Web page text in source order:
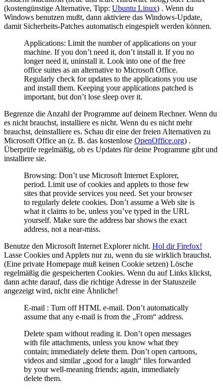
(kostengünstige Alternative, Tipp: Ubuntu Linux) . Wenn du
Windows benutzen mußt, dann aktiviere das Windows-Update,
damit Sicherheits-Patches automatisch eingespielt werden können.
Applications: Limit the number of applications on your
machine. If you don’t need it, don’t install it. If you no
longer need it, uninstall it. Look into one of the free
office suites as an alternative to Microsoft Office.
Regularly check for updates to the applications you use
and install them. Keeping your applications patched is
important, but don’t lose sleep over it.
Begrenze die Anzahl der Programme auf deinem Rechner. Wenn du
es nicht brauchst, installiere es nicht. Wenn du es nicht mehr
brauchst, deinstalliere es. Schau dir eine der freien Alternativen zu
Microsoft Office an (z. B. das kostenlose OpenOffice.org) .
Überprüfe regelmäßig, ob es Updates für deine Programme gibt und
installiere sie.
Browsing: Don’t use Microsoft Internet Explorer,
period. Limit use of cookies and applets to those few
sites that provide services you need. Set your browser
to regularly delete cookies. Don’t assume a Web site is
what it claims to be, unless you’ve typed in the URL
yourself. Make sure the address bar shows the exact
address, not a near-miss.
Benutze den Microsoft Internet Explorer nicht. Hol dir Firefox!
Lasse Cookies und Applets nur zu, wenn du sie wirklich brauchst.
(Eine private Homepage muß keinen Cookie setzen) Lösche
regelmäßig die gespeicherten Cookies. Wenn du auf Links klickst,
dann achte darauf, dass die richtige Adresse in der Statuszeile
angezeigt wird, nicht eine Ähnliche!
E-mail : Turn off HTML e-mail. Don’t automatically
assume that any e-mail is from the „From“ address.
Delete spam without reading it. Don’t open messages
with file attachments, unless you know what they
contain; immediately delete them. Don’t open cartoons,
videos and similar „good for a laugh“ files forwarded
by your well-meaning friends; again, immediately
delete them.